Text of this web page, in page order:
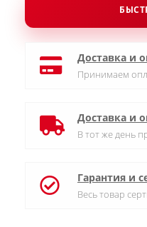
Доставка и
Принимаем
Доставка и
В тот же день
Гарантия и
Весь товар